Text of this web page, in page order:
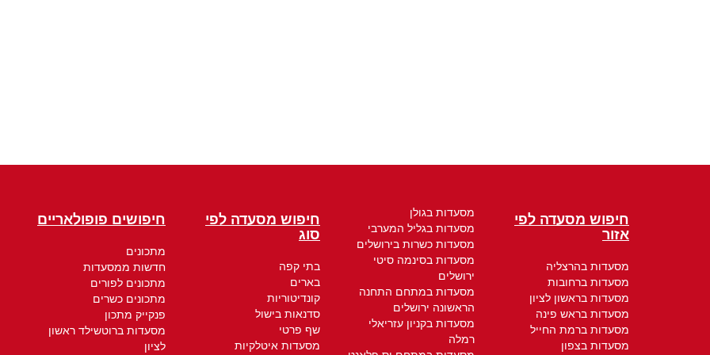
חיפוש מסעדה לפי
אזור
מסעדות בהרצליה
מסעדות ברחובות
מסעדות בראשון לציון
מסעדות בראש פינה
מסעדות ברמת החייל
מסעדות בצפון
מסעדות בגולן
מסעדות בגליל המערבי
מסעדות כשרות בירושלים
מסעדות בסינמה סיטי
ירושלים
מסעדות במתחם התחנה
הראשונה ירושלים
מסעדות בקניון עזריאלי
רמלה
חיפוש מסעדה לפי
סוג
בתי קפה
בארים
קונדיטוריות
סדנאות בישול
שף פרטי
מסעדות איטלקיות
חיפושים פופולאריים
מתכונים
חדשות ממסעדות
מתכונים לפורים
מתכונים כשרים
פנקייק מתכון
מסעדות ברוטשילד ראשון
לציון